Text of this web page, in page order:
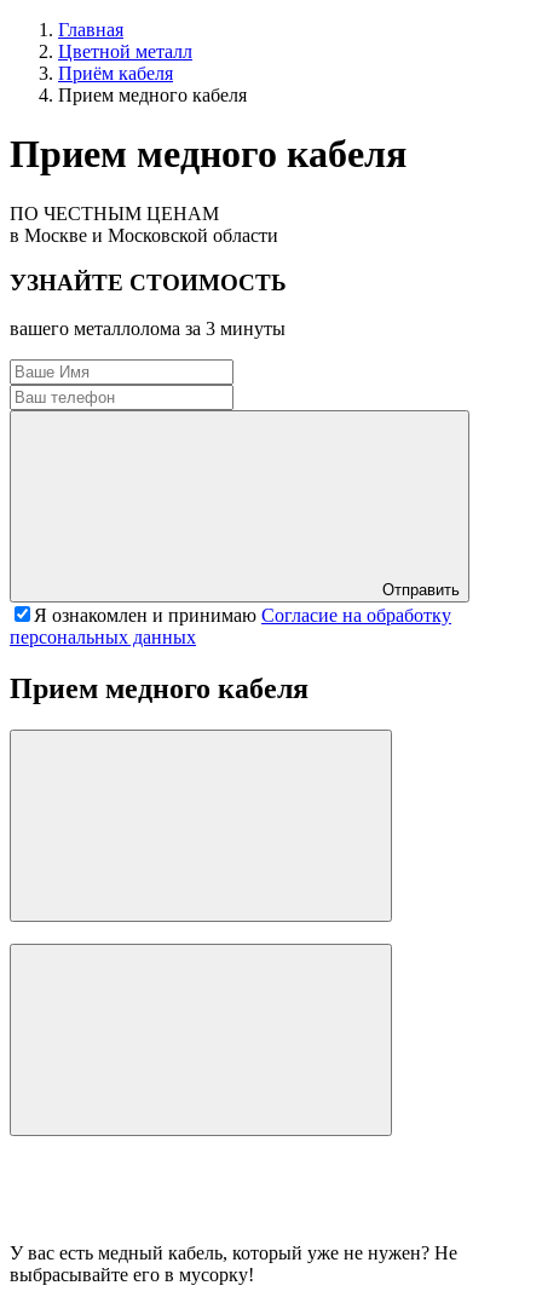
Главная
Цветной металл
Приём кабеля
Прием медного кабеля
Прием медного кабеля
ПО ЧЕСТНЫМ ЦЕНАМ
в Москве и Московской области
УЗНАЙТЕ СТОИМОСТЬ
вашего металлолома за 3 минуты
Отправить
Я ознакомлен и принимаю Согласие на обработку
персональных данных
Прием медного кабеля
У вас есть медный кабель, который уже не нужен? Не
выбрасывайте его в мусорку!